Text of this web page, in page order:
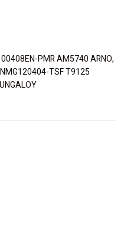
PMR AM5740 ARNO,
TSF T9125